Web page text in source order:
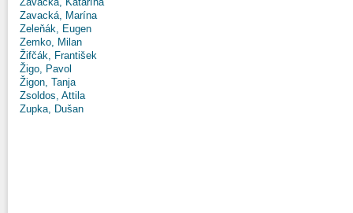
Zavacká, Marína
Zeleňák, Eugen
Zemko, Milan
Žifčák, František
Žigo, Pavol
Žigon, Tanja
Zsoldos, Attila
Zupka, Dušan